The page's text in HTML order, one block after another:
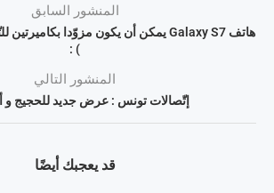
المنشور السابق
) :
المنشور التالي
إتّصالات تونس : عرض جديد للحجيج و
قد يعجبك أيضًا